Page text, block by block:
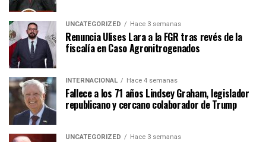
UNCATEGORIZED Hace 3 semanas
Renuncia Ulises Lara a la FGR tras revés de la
fiscalía en Caso Agronitrogenados
INTERNACIONAL Hace 4 semanas
Fallece a los 71 años Lindsey Graham, legislador
republicano y cercano colaborador de Trump
UNCATEGORIZED Hace 3 semanas